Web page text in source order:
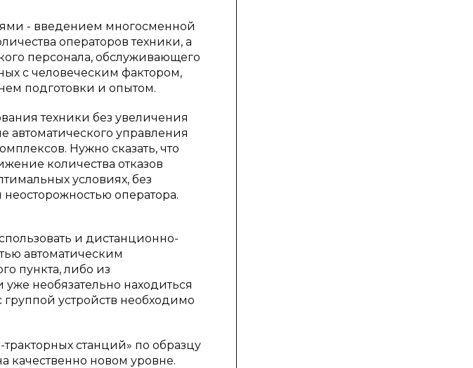
- введением многосменной
операторов техники, а
персонала, обслуживающего
с человеческим фактором,
подготовки и опытом.
техники без увеличения
автоматического управления
Нужно сказать, что
количества отказов
условиях, без
оператора.
и дистанционно-
автоматическим
пункта, либо из
необязательно находиться
устройств необходимо
станций» по образцу
качественно новом уровне.